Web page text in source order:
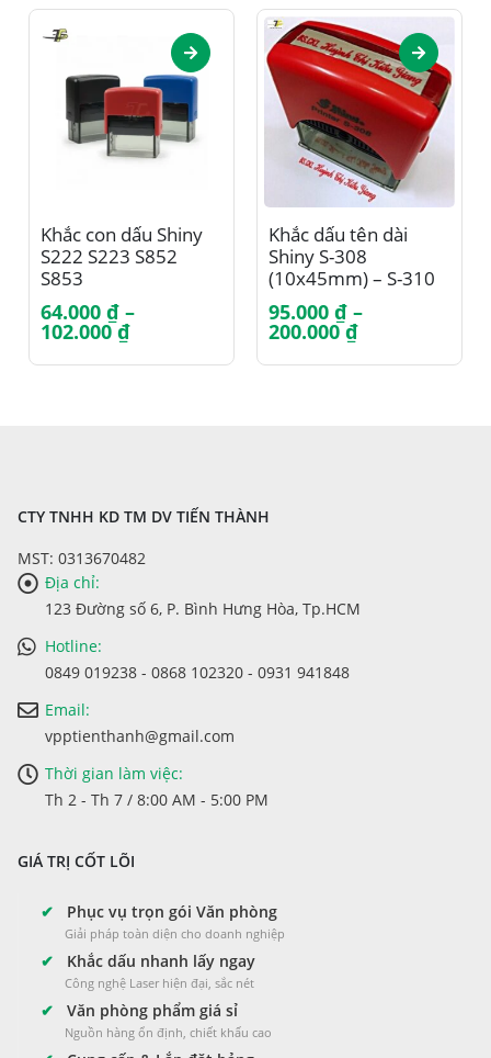
Khắc con dấu Shiny
S222 S223 S852
S853
64.000 ₫ –
102.000₫Khoảng
từ
Sản phẩm này có nhiều biến thể. Các tùy chọn có thể được chọn trên trang sản phẩm
Khắc dấu tên dài
Shiny S-308
(10x45mm) – S-310
(13x54mm)
95.000 ₫ –
200.000₫Khoảng
từ
CTY TNHH KD TM DV TIẾN THÀNH
MST: 0313670482
Địa chỉ:
123 Đường số 6, P. Bình Hưng Hòa, Tp.HCM
Hotline:
0849 019238 - 0868 102320 - 0931 941848
Email:
vpptienthanh@gmail.com
Thời gian làm việc:
Th 2 - Th 7 / 8:00 AM - 5:00 PM
GIÁ TRỊ CỐT LÕI
✔ Phục vụ trọn gói Văn phòng
Giải pháp toàn diện cho doanh nghiệp
✔ Khắc dấu nhanh lấy ngay
Công nghệ Laser hiện đại, sắc nét
✔ Văn phòng phẩm giá sỉ
Nguồn hàng ổn định, chiết khấu cao